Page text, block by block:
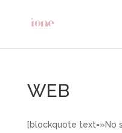
WEB
[blockquote text=»No